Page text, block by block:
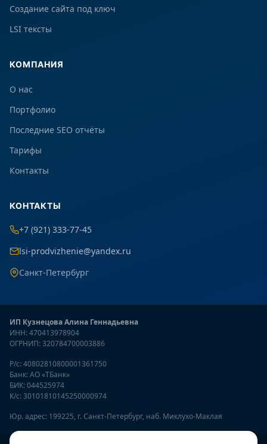
Создание сайта под ключ
LSI тексты
КОМПАНИЯ
О нас
Портфолио
Последние SEO отчёты
Тарифы
Контакты
КОНТАКТЫ
+7 (921) 333-77-45
lsi-prodvizhenie@yandex.ru
Санкт-Петербург
ИП Кузнецова Алина Геннадьевна
ИНН: 470413978904
ОГРНИП: 320784700003886
Р/с: 40802810800001361750
Банк: АО «ТБанк»
БИК: 044525974
К/с: 30101810145250000974
Юр. адрес: 199225, г. Санкт-Петербург, наб. Миклухо-Маклая